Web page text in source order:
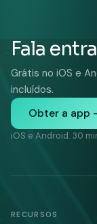
Fala
Grátis no iOS e
incluídos.
Obter a app
iOS e Android. 30
RECURSOS